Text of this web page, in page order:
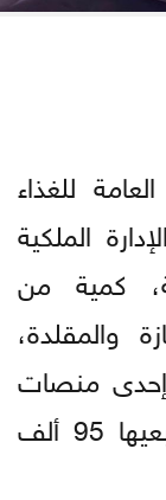
للغذاء
الملكية
كمية من
والمقلدة،
إحدى منصات
التواصل الاجتماعي بلغ عدد متابعيها 95 ألف